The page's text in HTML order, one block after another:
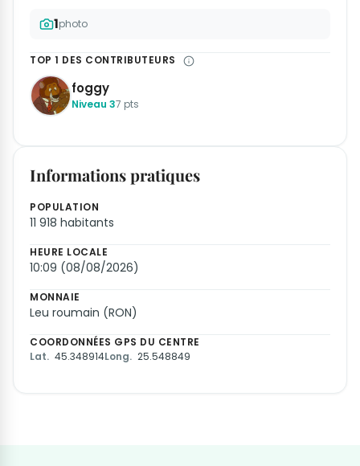
1photo
TOP 1 DES CONTRIBUTEURS
foggy
Niveau 37 pts
Informations pratiques
POPULATION
11 918 habitants
HEURE LOCALE
10:09 (08/08/2026)
MONNAIE
Leu roumain (RON)
COORDONNÉES GPS DU CENTRE
Lat. 45.348914Long. 25.548849